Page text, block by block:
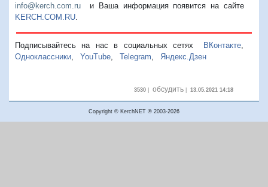
info@kerch.com.ru и Ваша информация появится на сайте
KERCH.COM.RU
Подписывайтесь на нас в социальных сетях ВКонтакте,
Одноклассники
YouTube Telegram Яндекс.Дзен
3530| обсудить| 13.05.2021 14:18
Copyright © KerchNET ® 2003-2026